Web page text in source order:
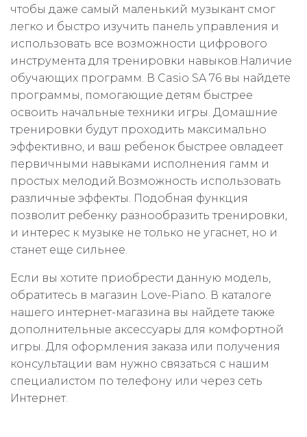
чтобы даже самый маленький музыкант смог
легко и быстро изучить панель управления и
использовать все возможности цифрового
инструмента для тренировки навыков.Наличие
обучающих программ. В Casio SA 76 вы найдете
программы, помогающие детям быстрее
освоить начальные техники игры. Домашние
тренировки будут проходить максимально
эффективно, и ваш ребенок быстрее овладеет
первичными навыками исполнения гамм и
простых мелодий.Возможность использовать
различные эффекты. Подобная функция
позволит ребенку разнообразить тренировки,
и интерес к музыке не только не угаснет, но и
станет еще сильнее.
Если вы хотите приобрести данную модель,
обратитесь в магазин Love-Piano. В каталоге
нашего интернет-магазина вы найдете также
дополнительные аксессуары для комфортной
игры. Для оформления заказа или получения
консультации вам нужно связаться с нашим
специалистом по телефону или через сеть
Интернет.